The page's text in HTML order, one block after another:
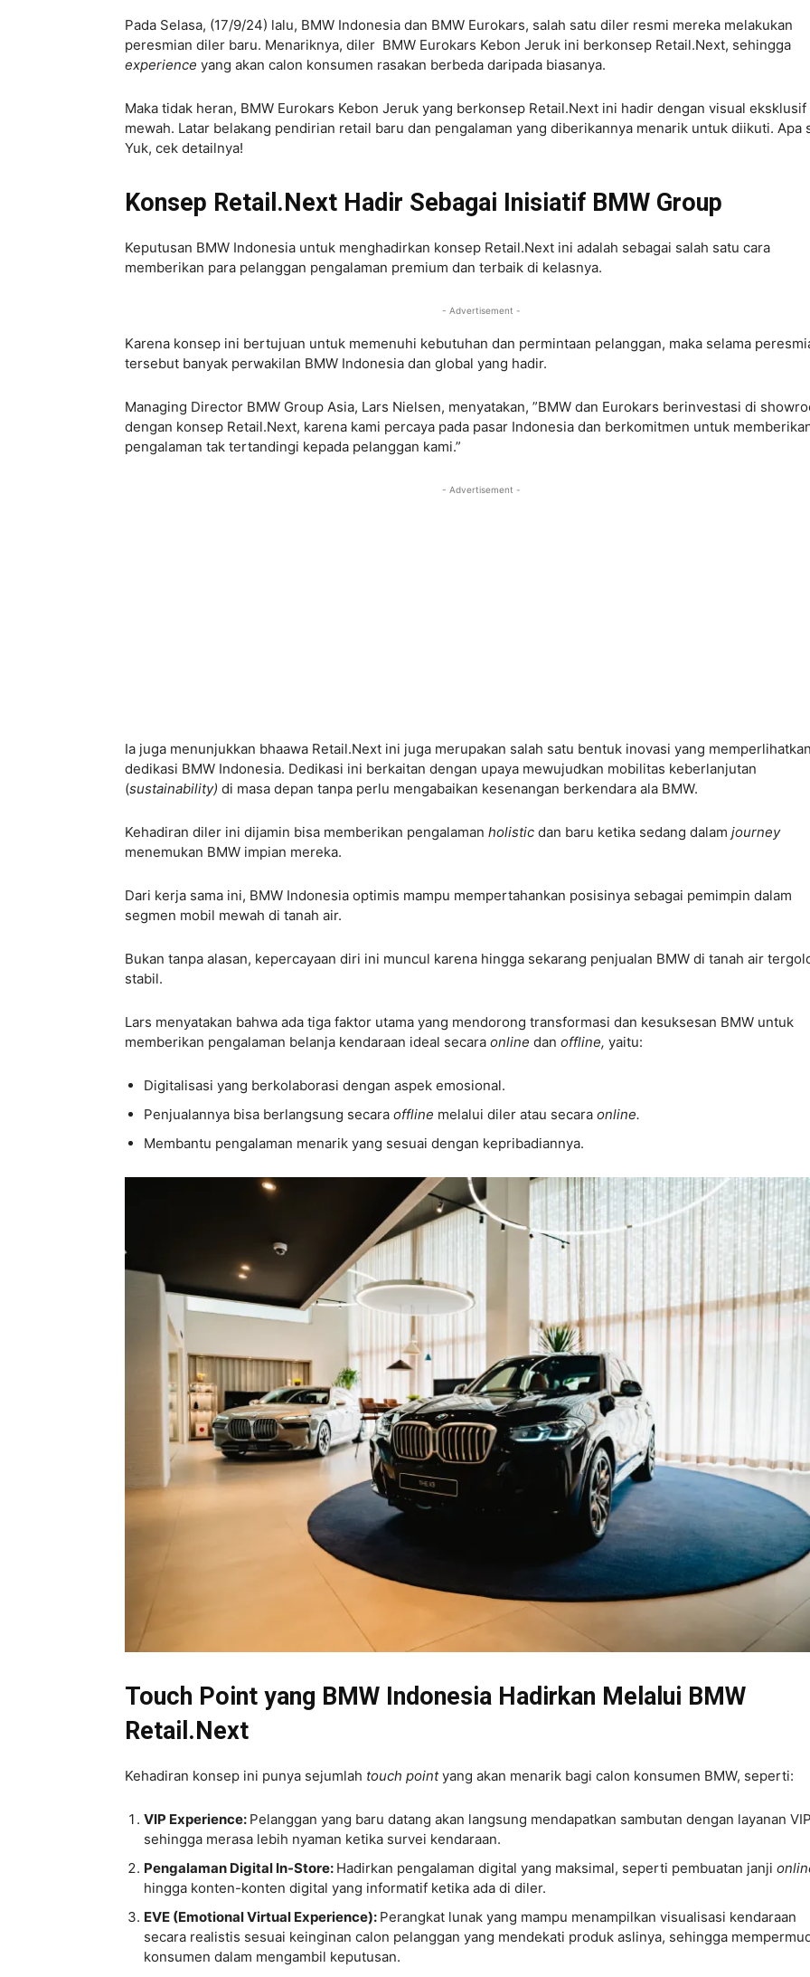
Pada Selasa, (17/9/24) lalu, BMW Indonesia dan BMW Eurokars, salah satu diler resmi mereka melakukan
peresmian diler baru. Menariknya, diler BMW Eurokars Kebon Jeruk ini berkonsep Retail.Next, sehingga
experience yang akan calon konsumen rasakan berbeda daripada biasanya.
Maka tidak heran, BMW Eurokars Kebon Jeruk yang berkonsep Retail.Next ini hadir dengan visual eksklusif
mewah. Latar belakang pendirian retail baru dan pengalaman yang diberikannya menarik untuk diikuti. Apa
Yuk, cek detailnya!
Konsep Retail.Next Hadir Sebagai Inisiatif BMW Group
Keputusan BMW Indonesia untuk menghadirkan konsep Retail.Next ini adalah sebagai salah satu cara
memberikan para pelanggan pengalaman premium dan terbaik di kelasnya.
- Advertisement -
Karena konsep ini bertujuan untuk memenuhi kebutuhan dan permintaan pelanggan, maka selama
tersebut banyak perwakilan BMW Indonesia dan global yang hadir.
Managing Director BMW Group Asia, Lars Nielsen, menyatakan, ”BMW dan Eurokars berinvestasi di
dengan konsep Retail.Next, karena kami percaya pada pasar Indonesia dan berkomitmen untuk
pengalaman tak tertandingi kepada pelanggan kami.”
- Advertisement -
Ia juga menunjukkan bhaawa Retail.Next ini juga merupakan salah satu bentuk inovasi yang
dedikasi BMW Indonesia. Dedikasi ini berkaitan dengan upaya mewujudkan mobilitas keberlanjutan
(sustainability) di masa depan tanpa perlu mengabaikan kesenangan berkendara ala BMW.
Kehadiran diler ini dijamin bisa memberikan pengalaman holistic dan baru ketika sedang dalam journey
menemukan BMW impian mereka.
Dari kerja sama ini, BMW Indonesia optimis mampu mempertahankan posisinya sebagai pemimpin dalam
segmen mobil mewah di tanah air.
Bukan tanpa alasan, kepercayaan diri ini muncul karena hingga sekarang penjualan BMW di tanah air
stabil.
Lars menyatakan bahwa ada tiga faktor utama yang mendorong transformasi dan kesuksesan BMW untuk
memberikan pengalaman belanja kendaraan ideal secara online dan offline, yaitu:
Digitalisasi yang berkolaborasi dengan aspek emosional.
Penjualannya bisa berlangsung secara offline melalui diler atau secara online.
Membantu pengalaman menarik yang sesuai dengan kepribadiannya.
Touch Point yang BMW Indonesia Hadirkan Melalui BMW
Retail.Next
Kehadiran konsep ini punya sejumlah touch pointyang akan menarik bagi calon konsumen BMW, seperti:
VIP Experience: Pelanggan yang baru datang akan langsung mendapatkan sambutan dengan layanan
sehingga merasa lebih nyaman ketika survei kendaraan.
Pengalaman Digital In-Store: Hadirkan pengalaman digital yang maksimal, seperti pembuatan janji
hingga konten-konten digital yang informatif ketika ada di diler.
EVE (Emotional Virtual Experience): Perangkat lunak yang mampu menampilkan visualisasi kendaraan
secara realistis sesuai keinginan calon pelanggan yang mendekati produk aslinya, sehingga
konsumen dalam mengambil keputusan.